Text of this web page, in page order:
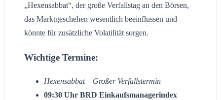
„Hexensabbat“, der große Verfallstag an den Börsen,
das Marktgeschehen wesentlich beeinflussen und
könnte für zusätzliche Volatilität sorgen.
Wichtige Termine:
Hexensabbat – Großer Verfallstermin
09:30 Uhr BRD Einkaufsmanagerindex